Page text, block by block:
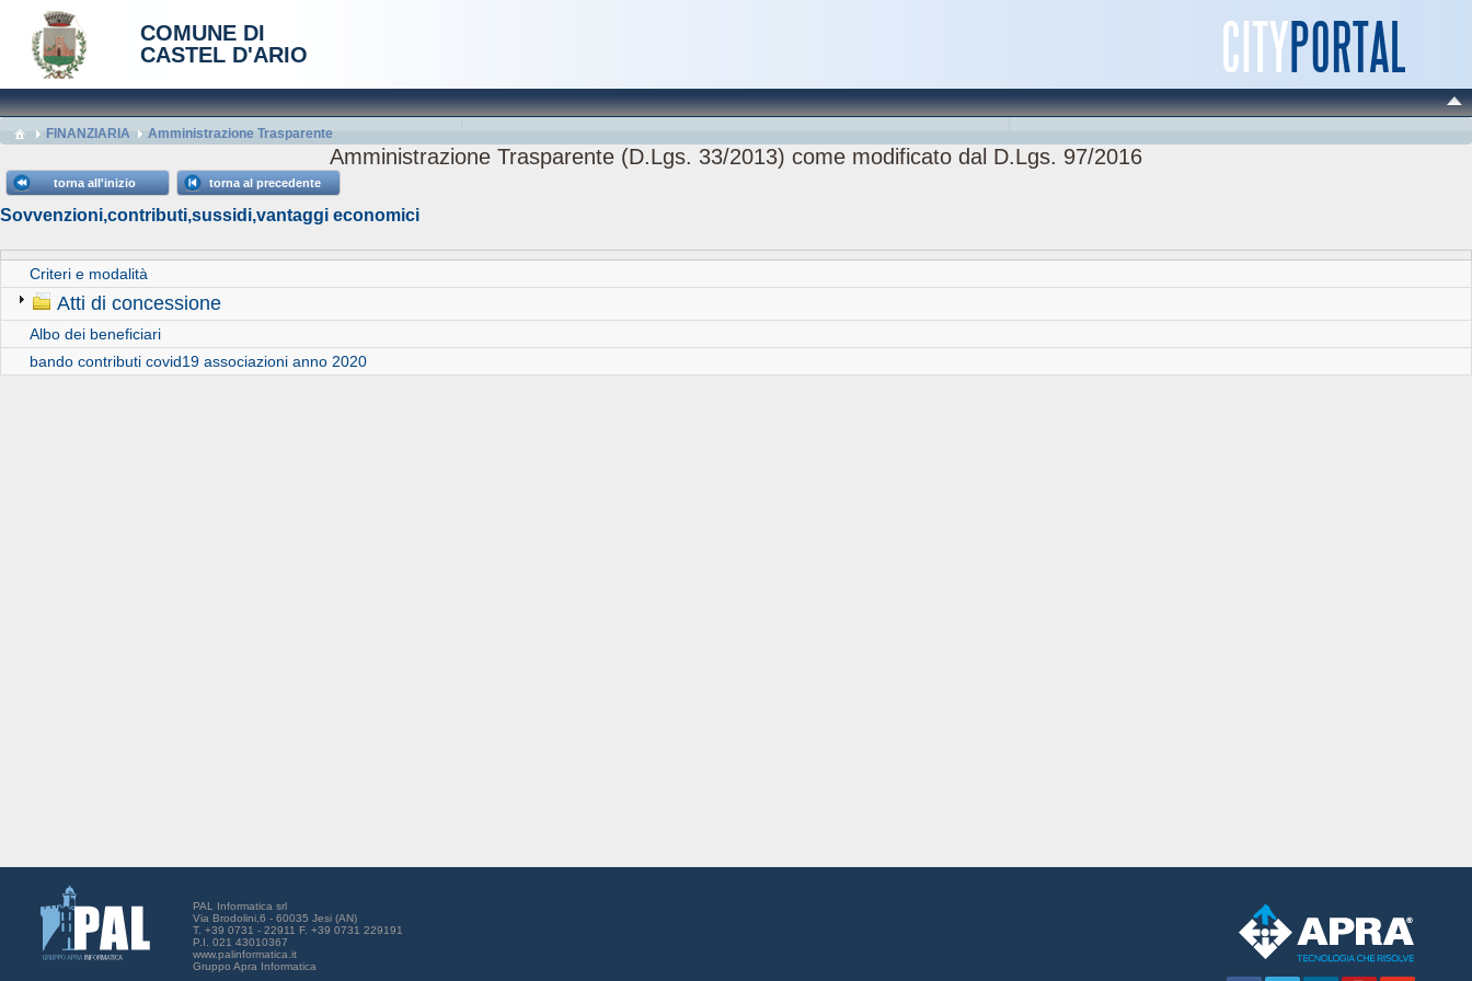
COMUNE DI
CASTEL D'ARIO
FINANZIARIA Amministrazione Trasparente
Amministrazione Trasparente (D.Lgs. 33/2013) come modificato dal D.Lgs. 97/2016
torna all'inizio torna al precedente
Sovvenzioni,contributi,sussidi,vantaggi economici
Criteri e modalità
Atti di concessione
Albo dei beneficiari
bando contributi covid19 associazioni anno 2020
PAL Informatica srl
Via Brodolini,6 - 60035 Jesi (AN)
T. +39 0731 - 22911 F. +39 0731 229191
P.I. 021 43010367
www.palinformatica.it
Gruppo Apra Informatica